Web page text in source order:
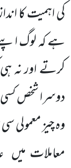
کی اہمیت کا
ہے کہ لوگ
کرتے اور نہ
دوسرا شخص
وہ چیز معمولی
معاملات میں